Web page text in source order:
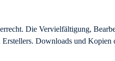
Die Vervielfältigung,
Downloads und